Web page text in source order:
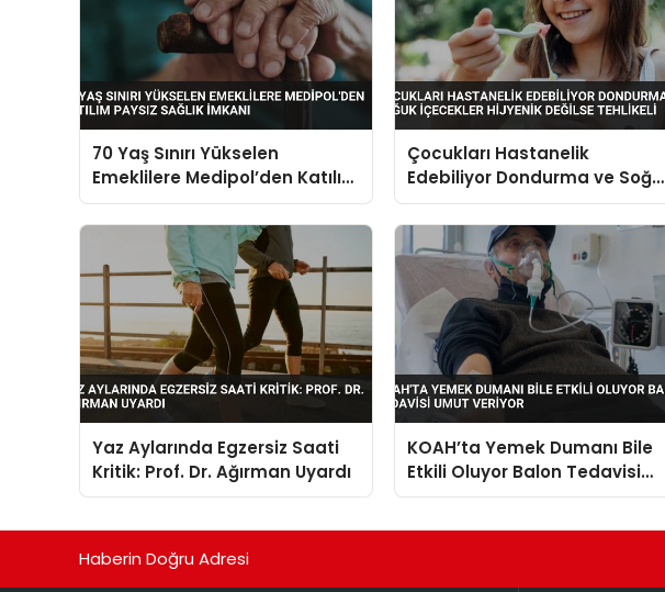
70 Yaş Sınırı Yükselen
Emeklilere Medipol’den Katılım
Paysız Sağlık İmkanı
Çocukları Hastanelik
Edebiliyor Dondurma ve Soğuk
İçecekler Hijyenik Değilse
Tehlikeli
Yaz Aylarında Egzersiz Saati
Kritik: Prof. Dr. Ağırman Uyardı
KOAH’ta Yemek Dumanı Bile
Etkili Oluyor Balon Tedavisi
Umut Veriyor
Haberin Doğru Adresi